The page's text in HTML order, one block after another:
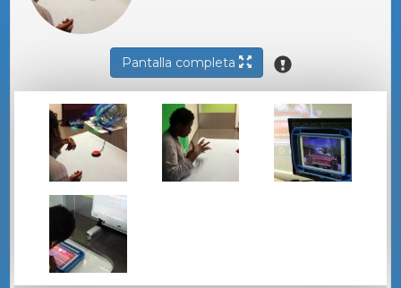
Pantalla completa